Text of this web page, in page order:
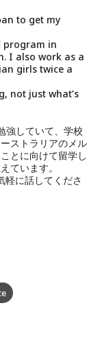
to get my
program in
I also work as a
girls twice a
not just what’s
強していて、学校
ストラリアのメル
とに向けて留学し
ています。
軽に話してくださ